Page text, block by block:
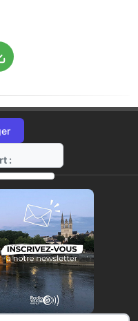
:
https://radio-g.fr?20562